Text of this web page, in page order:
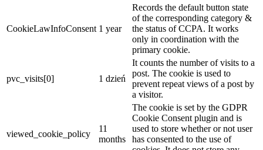
CookieLawInfoConsent 1 year
Records the default button state
of the corresponding category &
the status of CCPA. It works
only in coordination with the
primary cookie.
pvc_visits[0] 1 dzień
It counts the number of visits to a
post. The cookie is used to
prevent repeat views of a post by
a visitor.
viewed_cookie_policy
11
months
The cookie is set by the GDPR
Cookie Consent plugin and is
used to store whether or not user
has consented to the use of